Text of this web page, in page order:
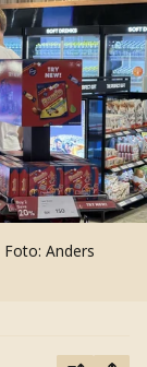
Foto: Anders